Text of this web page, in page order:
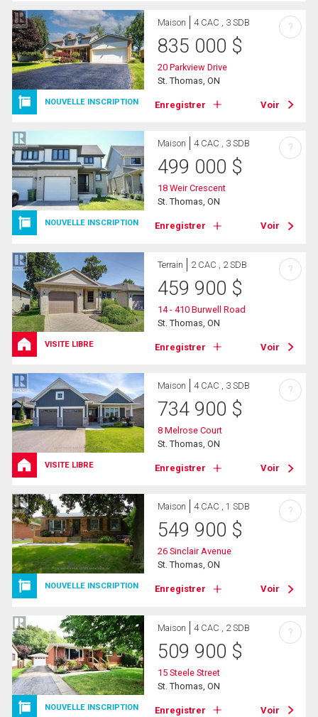
NOUVELLE INSCRIPTION
Maison 4 CAC , 3 SDB
835 000 $
20 Parkview Drive
St. Thomas, ON
Enregistrer Voir
?
NOUVELLE INSCRIPTION
Maison 4 CAC , 3 SDB
499 000 $
18 Weir Crescent
St. Thomas, ON
Enregistrer Voir
?
VISITE LIBRE
Terrain 2 CAC , 2 SDB
459 900 $
14 - 410 Burwell Road
St. Thomas, ON
Enregistrer Voir
?
VISITE LIBRE
Maison 4 CAC , 3 SDB
734 900 $
8 Melrose Court
St. Thomas, ON
Enregistrer Voir
?
NOUVELLE INSCRIPTION
Maison 4 CAC , 1 SDB
549 900 $
26 Sinclair Avenue
St. Thomas, ON
Enregistrer Voir
?
NOUVELLE INSCRIPTION
Maison 4 CAC , 2 SDB
509 900 $
15 Steele Street
St. Thomas, ON
Enregistrer Voir
?